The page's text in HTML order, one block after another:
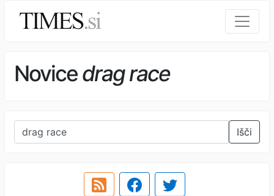
Novicedrag race
Išči